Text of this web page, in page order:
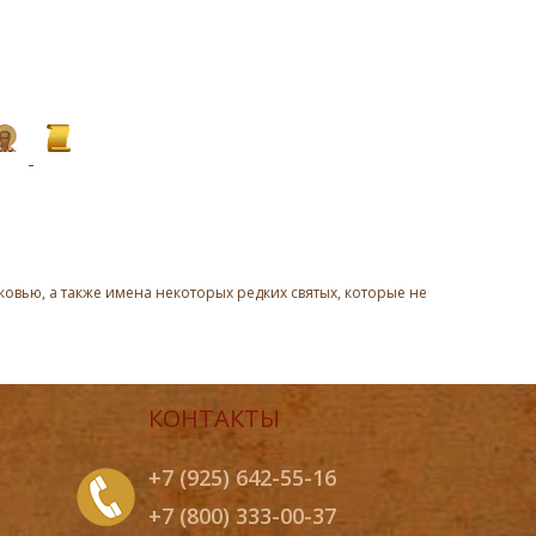
а также имена некоторых редких святых, которые не
КОНТАКТЫ
+7 (925) 642-55-16
+7 (800) 333-00-37